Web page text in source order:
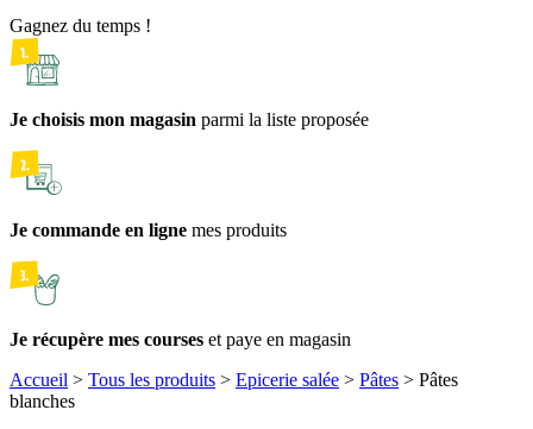
Gagnez du temps !
Je choisis mon magasin parmi la liste proposée
Je commande en ligne mes produits
Je récupère mes courses et paye en magasin
Accueil > Tous les produits > Epicerie salée > Pâtes > Pâtes
blanches